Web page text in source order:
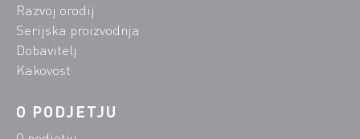
Razvoj orodij
Serijska proizvodnja
Dobavitelj
Kakovost
O PODJETJU